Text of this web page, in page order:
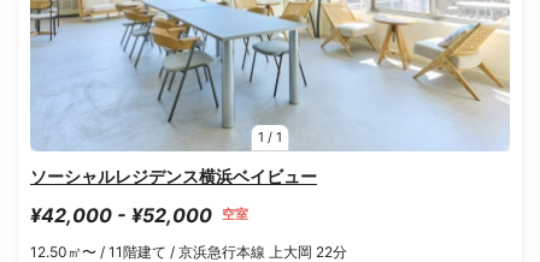
1 / 1
ソーシャルレジデンス横浜ベイビュー
¥42,000 - ¥52,000 空室
12.50㎡〜 / 11階建て / 京浜急行本線 上大岡 22分